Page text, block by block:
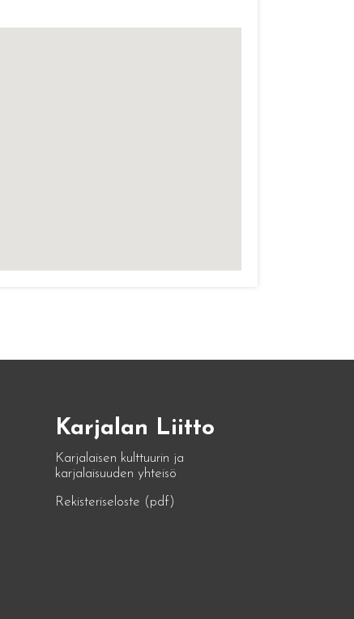
Karjalan Liitto
Karjalaisen kulttuurin ja
karjalaisuuden yhteisö
Rekisteriseloste (pdf)